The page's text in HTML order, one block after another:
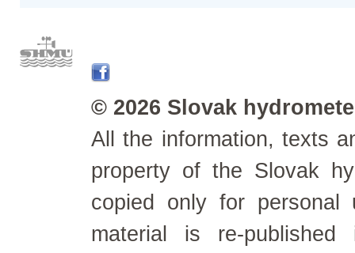
© 2026 Slovak
All the information, texts
property of the Slovak
copied only for personal
material is re-